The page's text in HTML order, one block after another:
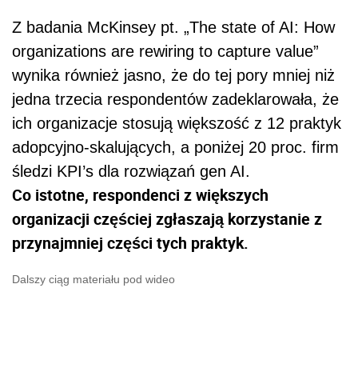
Z badania McKinsey pt. „The state of AI: How
organizations are rewiring to capture value”
wynika również jasno, że do tej pory mniej niż
jedna trzecia respondentów zadeklarowała, że
ich organizacje stosują większość z 12 praktyk
adopcyjno-skalujących, a poniżej 20 proc. firm
śledzi KPI’s dla rozwiązań gen AI.
Co istotne, respondenci z większych
organizacji częściej zgłaszają korzystanie z
przynajmniej części tych praktyk.
Dalszy ciąg materiału pod wideo